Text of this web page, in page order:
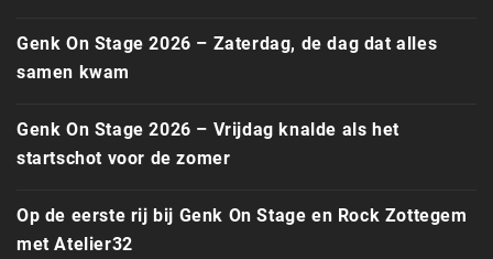
Genk On Stage 2026 – Zaterdag, de dag dat alles
samen kwam
Genk On Stage 2026 – Vrijdag knalde als het
startschot voor de zomer
Op de eerste rij bij Genk On Stage en Rock Zottegem
met Atelier32